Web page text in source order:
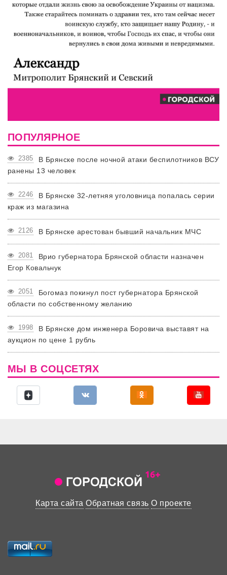
ПОПУЛЯРНОЕ
2385
В Брянске после ночной атаки беспилотников ВСУ
ранены 13 человек
2246
В Брянске 32-летняя уголовница попалась серии
краж из магазина
2126 В Брянске арестован бывший начальник МЧС
2081
Врио губернатора Брянской области назначен
Егор Ковальчук
2051
Богомаз покинул пост губернатора Брянской
области по собственному желанию
1998
В Брянске дом инженера Боровича выставят на
аукцион по цене 1 рубль
МЫ В СОЦСЕТЯХ
Карта сайта Обратная связь О проекте